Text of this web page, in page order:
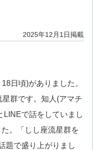
2025年12月1日掲載
日頃)がありました。
群です。知人(アマチ
LINEで話をしていまし
。「しし座流星群を
題で盛り上がりまし